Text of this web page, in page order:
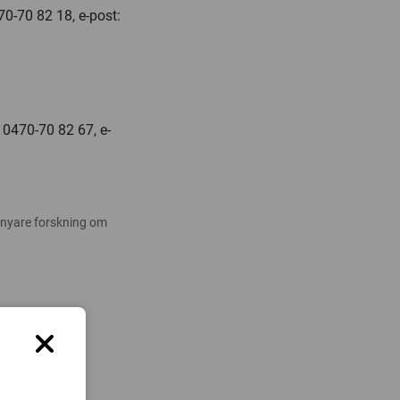
70 82 18, e-post:
70 82 67, e-
forskning om